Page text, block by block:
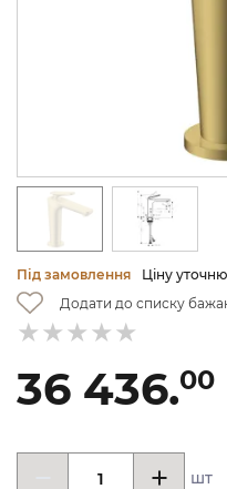
Під замовлення
Ціну
Додати до списку
36 436.00
шт